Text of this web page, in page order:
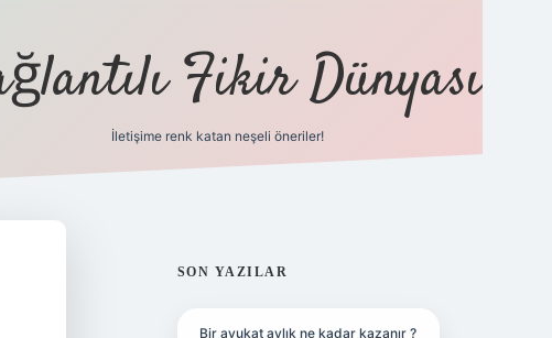
Fikir Dünyası
İletişime renk katan neşeli öneriler!
SIDEBAR
SON YAZILAR
Bir avukat aylık ne kadar kazanır ?